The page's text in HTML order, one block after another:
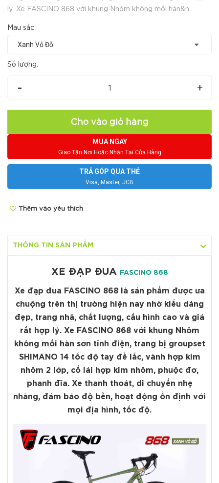
lý. Xe FASCINO 868 với khung Nhôm không mối hàn&n...
Màu sắc
Số lượng:
- +
Cho vào giỏ hàng
MUA NGAY
Giao Tận Nơi Hoặc Nhận Tại Cửa Hàng
TRẢ GÓP QUA THẺ
Visa, Master, JCB
Thêm vào yêu thích
THÔNG TIN SẢN PHẨM
XE ĐẠP ĐUA FASCINO 868
Xe đạp đua FASCINO 868là sản phẩm được ưa
chuộng trên thị trường hiện nay nhờ kiểu dáng
đẹp, trang nhã, chất lượng, cấu hình cao và giá
rất hợp lý. Xe FASCINO 868 với khung Nhôm
không mối hàn sơn tĩnh điện, trang bị groupset
SHIMANO 14 tốc độ tay đề lắc, vành hợp kim
nhôm 2 lớp, cổ lái hợp kim nhôm, phuộc đơ,
phanh đĩa. Xe thanh thoát, di chuyển nhẹ
nhàng, đảm bảo độ bền, hoạt động ổn định với
mọi địa hình, tốc độ.